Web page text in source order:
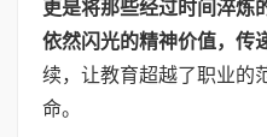
更是将那些经过时间淬炼
依然闪光的精神价值，传
续，让教育超越了职业的
命。